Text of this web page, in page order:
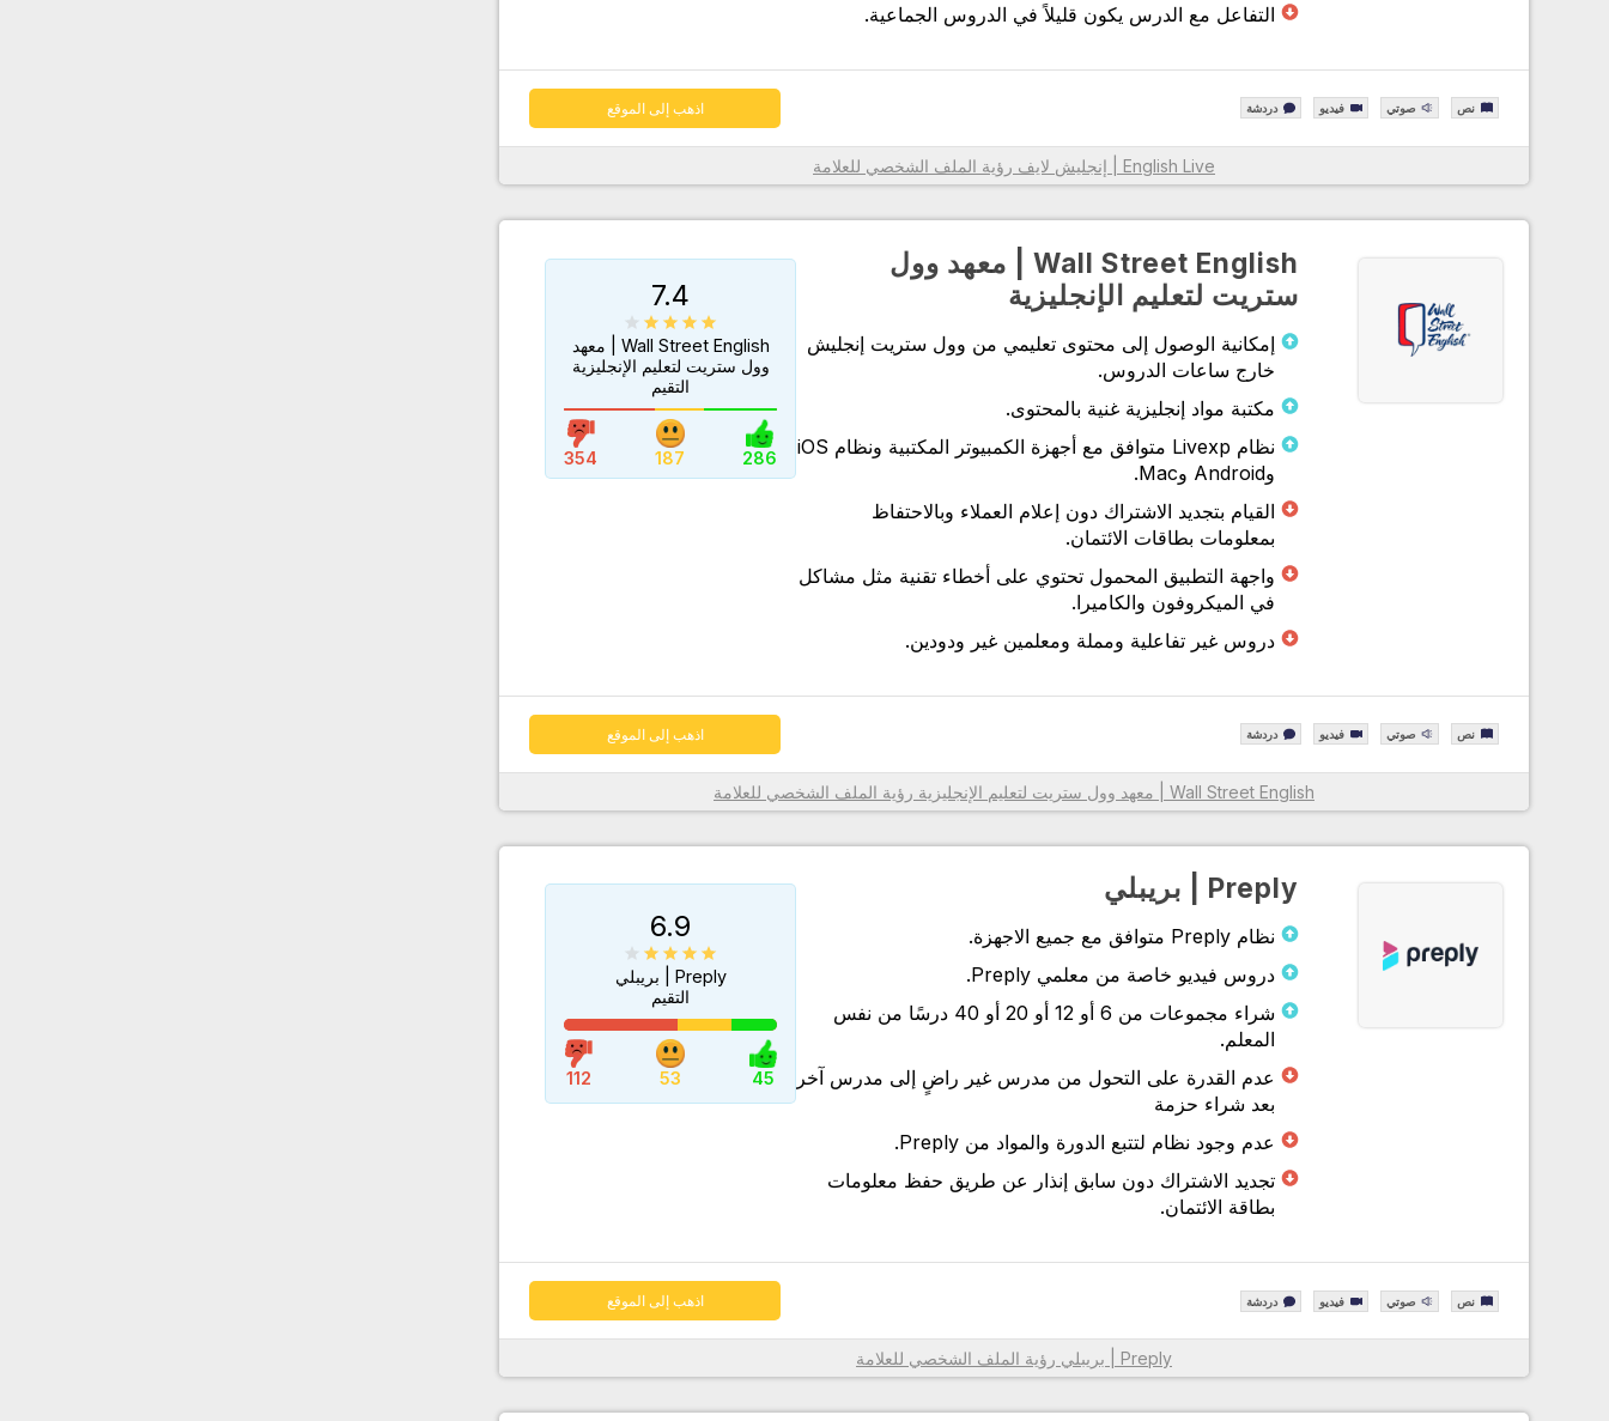
التفاعل مع الدرس يكون قليلاً في الدروس الجماعية.
نص صوتي فيديو دردشة اذهب إلى الموقع
اذهب إلى الموقع
English Live | إنجليش لايف رؤية الملف الشخصي للعلامة
Wall Street English | معهد وول
ستريت لتعليم الإنجليزية
إمكانية الوصول إلى محتوى تعليمي من وول ستريت إنجليش
خارج ساعات الدروس.
مكتبة مواد إنجليزية غنية بالمحتوى.
نظام Livexp متوافق مع أجهزة الكمبيوتر المكتبية ونظام iOS
وAndroid وMac.
القيام بتجديد الاشتراك دون إعلام العملاء وبالاحتفاظ
بمعلومات بطاقات الائتمان.
واجهة التطبيق المحمول تحتوي على أخطاء تقنية مثل مشاكل
في الميكروفون والكاميرا.
دروس غير تفاعلية ومملة ومعلمين غير ودودين.
7.4
Wall Street English | معهد
وول ستريت لتعليم الإنجليزية
التقيم
286
187
354
نص صوتي فيديو دردشة اذهب إلى الموقع
اذهب إلى الموقع
Wall Street English | معهد وول ستريت لتعليم الإنجليزية رؤية الملف الشخصي للعلامة
Preply | بريبلي
نظام Preply متوافق مع جميع الاجهزة.
دروس فيديو خاصة من معلمي Preply.
شراء مجموعات من 6 أو 12 أو 20 أو 40 درسًا من نفس
المعلم.
عدم القدرة على التحول من مدرس غير راضٍ إلى مدرس آخر
بعد شراء حزمة
عدم وجود نظام لتتبع الدورة والمواد من Preply.
تجديد الاشتراك دون سابق إنذار عن طريق حفظ معلومات
بطاقة الائتمان.
6.9
Preply | بريبلي
التقيم
45
53
112
نص صوتي فيديو دردشة اذهب إلى الموقع
Preply | بريبلي رؤية الملف الشخصي للعلامة